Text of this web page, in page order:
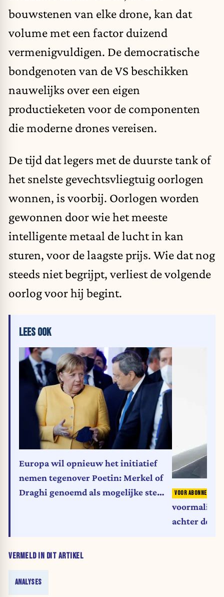
bouwstenen van elke drone, kan dat
volume met een factor duizend
vermenigvuldigen. De democratische
bondgenoten van de VS beschikken
nauwelijks over een eigen
productieketen voor de componenten
die moderne drones vereisen.
De tijd dat legers met de duurste tank of
het snelste gevechtsvliegtuig oorlogen
wonnen, is voorbij. Oorlogen worden
gewonnen door wie het meeste
intelligente metaal de lucht in kan
sturen, voor de laagste prijs. Wie dat nog
steeds niet begrijpt, verliest de volgende
oorlog voor hij begint.
VERMELD IN DIT ARTIKEL
ANALYSES
LEES OOK
Europa wil opnieuw het initiatief
nemen tegenover Poetin: Merkel of
Draghi genoemd als mogelijke stem
voormalig
achter de